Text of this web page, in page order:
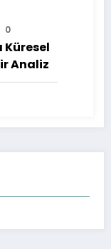
0
Küresel
Analiz